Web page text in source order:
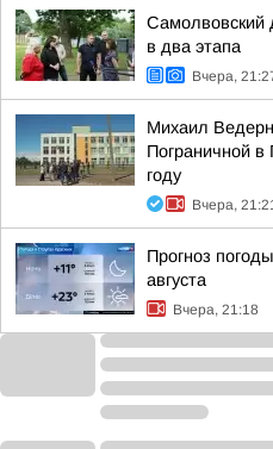
Самолвовский
в два этапа
Вчера,
Михаил
Пограничной в
году
Вчера,
Прогноз
августа
Вчера, 21:18